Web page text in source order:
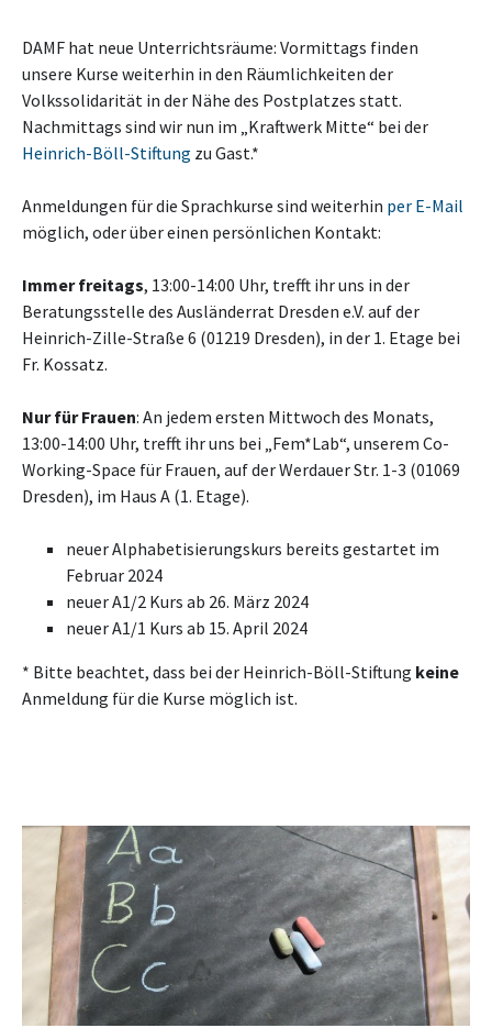
DAMF hat neue Unterrichtsräume: Vormittags finden
unsere Kurse weiterhin in den Räumlichkeiten der
Volkssolidarität in der Nähe des Postplatzes statt.
Nachmittags sind wir nun im „Kraftwerk Mitte“ bei der
Heinrich-Böll-Stiftung zu Gast.*
Anmeldungen für die Sprachkurse sind weiterhin per E-Mail
möglich, oder über einen persönlichen Kontakt:
Immer freitags, 13:00-14:00 Uhr, trefft ihr uns in der
Beratungsstelle des Ausländerrat Dresden e.V. auf der
Heinrich-Zille-Straße 6 (01219 Dresden), in der 1. Etage bei
Fr. Kossatz.
Nur für Frauen: An jedem ersten Mittwoch des Monats,
13:00-14:00 Uhr, trefft ihr uns bei „Fem*Lab“, unserem Co-
Working-Space für Frauen, auf der Werdauer Str. 1-3 (01069
Dresden), im Haus A (1. Etage).
neuer Alphabetisierungskurs bereits gestartet im
Februar 2024
neuer A1/2 Kurs ab 26. März 2024
neuer A1/1 Kurs ab 15. April 2024
* Bitte beachtet, dass bei der Heinrich-Böll-Stiftung keine
Anmeldung für die Kurse möglich ist.